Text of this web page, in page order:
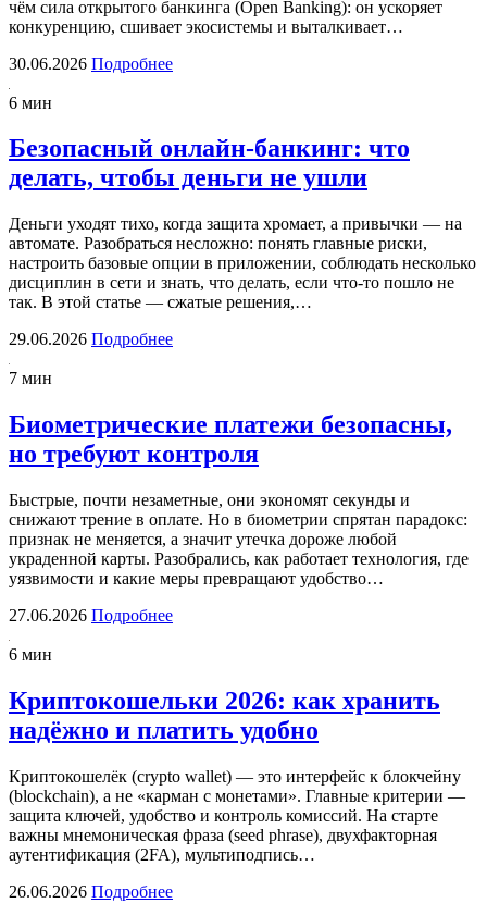
чём сила открытого банкинга (Open Banking): он ускоряет
конкуренцию, сшивает экосистемы и выталкивает…
30.06.2026 Подробнее
6 мин
Безопасный онлайн-банкинг: что
делать, чтобы деньги не ушли
Деньги уходят тихо, когда защита хромает, а привычки — на
автомате. Разобраться несложно: понять главные риски,
настроить базовые опции в приложении, соблюдать несколько
дисциплин в сети и знать, что делать, если что-то пошло не
так. В этой статье — сжатые решения,…
29.06.2026 Подробнее
7 мин
Биометрические платежи безопасны,
но требуют контроля
Быстрые, почти незаметные, они экономят секунды и
снижают трение в оплате. Но в биометрии спрятан парадокс:
признак не меняется, а значит утечка дороже любой
украденной карты. Разобрались, как работает технология, где
уязвимости и какие меры превращают удобство…
27.06.2026 Подробнее
6 мин
Криптокошельки 2026: как хранить
надёжно и платить удобно
Криптокошелёк (crypto wallet) — это интерфейс к блокчейну
(blockchain), а не «карман с монетами». Главные критерии —
защита ключей, удобство и контроль комиссий. На старте
важны мнемоническая фраза (seed phrase), двухфакторная
аутентификация (2FA), мультиподпись…
26.06.2026 Подробнее